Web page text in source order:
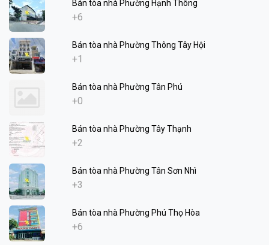
Bán tòa nhà Phường Hạnh Thông
+6
Bán tòa nhà Phường Thông Tây Hội
+1
Bán tòa nhà Phường Tân Phú
+0
Bán tòa nhà Phường Tây Thạnh
+2
Bán tòa nhà Phường Tân Sơn Nhì
+3
Bán tòa nhà Phường Phú Thọ Hòa
+6